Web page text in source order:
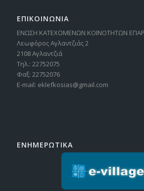
ΕΠΙΚΟΙΝΩΝΙΑ
ΕΝΩΣΗ ΚΑΤΕΧΟΜΕΝΩΝ ΚΟΙΝΟΤΗΤΩΝ
Λεωφόρος Αγλαντζιάς 2
2108 Αγλαντζιά
Τηλ.: 22752075
Φαξ: 22752076
E-mail: eklefkosias@gmail.com
ΕΝΗΜΕΡΩΤΙΚΑ